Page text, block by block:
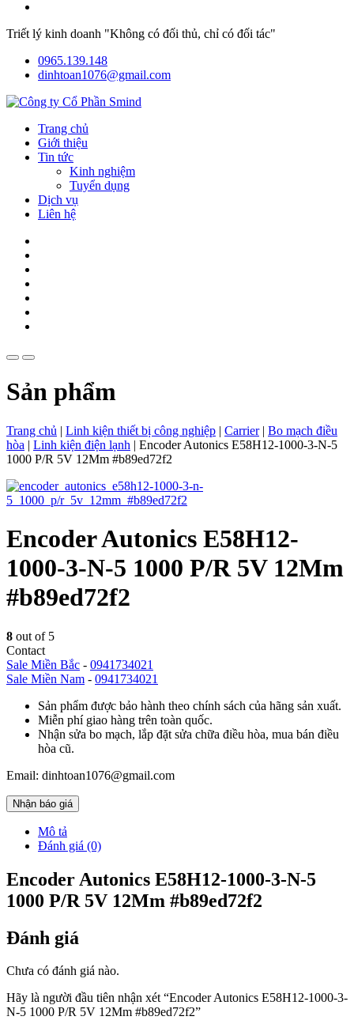
Triết lý kinh doanh "Không có đối thủ, chỉ có đối tác"
0965.139.148
dinhtoan1076@gmail.com
Trang chủ
Giới thiệu
Tin tức
Kinh nghiệm
Tuyển dụng
Dịch vụ
Liên hệ
Sản phẩm
Trang chủ | Linh kiện thiết bị công nghiệp | Carrier| Bo mạch điều
hòa | Linh kiện điện lạnh | Encoder Autonics E58H12-1000-3-N-5
1000 P/R 5V 12Mm #b89ed72f2
Encoder Autonics E58H12-
1000-3-N-5 1000 P/R 5V 12Mm
#b89ed72f2
8 out of 5
Contact
Sale Miền Bắc - 0941734021
Sale Miền Nam - 0941734021
Sản phẩm được bảo hành theo chính sách của hãng sản xuất.
Miễn phí giao hàng trên toàn quốc.
Nhận sửa bo mạch, lắp đặt sửa chữa điều hòa, mua bán điều
hòa cũ.
Email: dinhtoan1076@gmail.com
Nhận báo giá
Mô tả
Đánh giá (0)
Encoder Autonics E58H12-1000-3-N-5
1000 P/R 5V 12Mm #b89ed72f2
Đánh giá
Chưa có đánh giá nào.
Hãy là người đầu tiên nhận xét “Encoder Autonics E58H12-1000-3-
N-5 1000 P/R 5V 12Mm #b89ed72f2”